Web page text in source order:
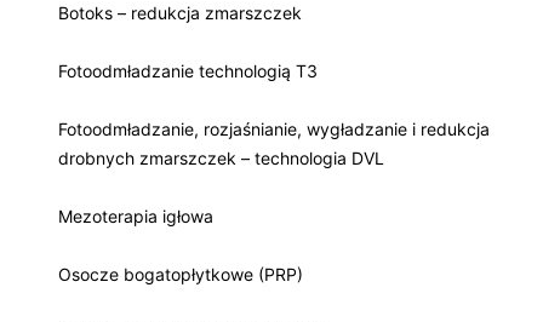
Botoks – redukcja zmarszczek
Fotoodmładzanie technologią T3
Fotoodmładzanie, rozjaśnianie, wygładzanie i redukcja
drobnych zmarszczek – technologia DVL
Mezoterapia igłowa
Osocze bogatopłytkowe (PRP)